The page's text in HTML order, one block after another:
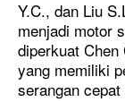
Y.C., dan Liu
menjadi motor
diperkuat Chen
yang memiliki
serangan